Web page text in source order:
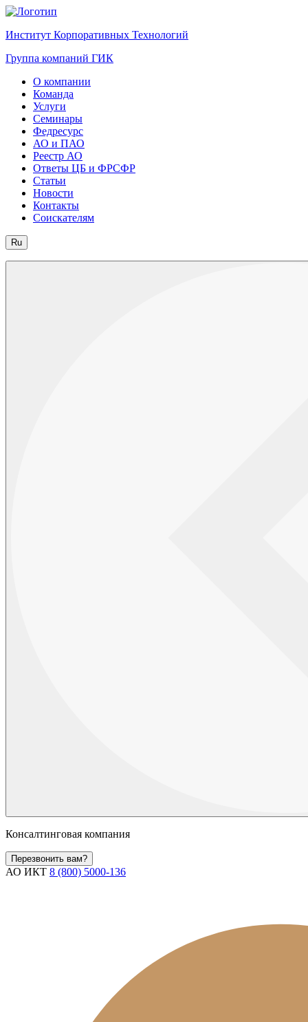
Институт Корпоративных Технологий
Группа компаний ГИК
О компании
Команда
Услуги
Семинары
Федресурс
АО и ПАО
Реестр АО
Ответы ЦБ и ФРСФР
Статьи
Новости
Контакты
Соискателям
Ru
Консалтинговая компания
Перезвонить вам?
АО ИКТ 8 (800) 5000-136